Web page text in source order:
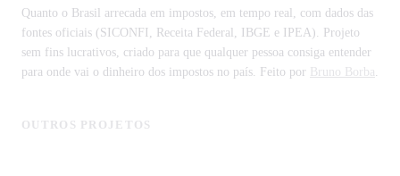
Quanto o Brasil arrecada em impostos, em tempo real, com dados das
fontes oficiais (SICONFI, Receita Federal, IBGE e IPEA). Projeto
sem fins lucrativos, criado para que qualquer pessoa consiga entender
para onde vai o dinheiro dos impostos no país. Feito por
Bruno Borba.
OUTROS PROJETOS